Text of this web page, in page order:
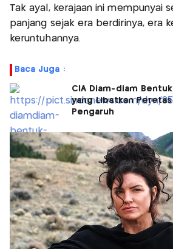
Tak ayal, kerajaan ini mempunyai
panjang sejak era berdirinya, era
keruntuhannya.
Baca Juga :
CIA Diam-diam
yang Libatkan
Pengaruh